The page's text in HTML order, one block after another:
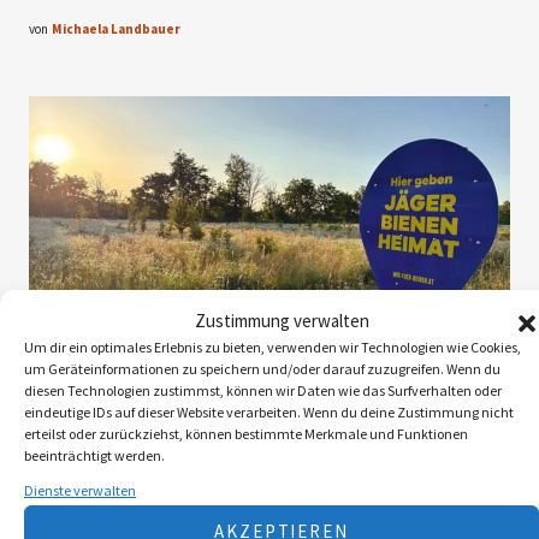
Zustimmung verwalten
Um dir ein optimales Erlebnis zu bieten, verwenden wir Technologien wie Cookies,
um Geräteinformationen zu speichern und/oder darauf zuzugreifen. Wenn du
diesen Technologien zustimmst, können wir Daten wie das Surfverhalten oder
eindeutige IDs auf dieser Website verarbeiten. Wenn du deine Zustimmung nicht
erteilst oder zurückziehst, können bestimmte Merkmale und Funktionen
beeinträchtigt werden.
Dienste verwalten
AKZEPTIEREN
von Michaela Landbauer
Februar 5, 2026
Der Natur Raum gebenDie